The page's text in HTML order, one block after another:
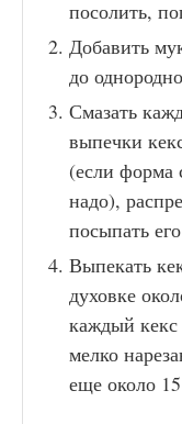
посолить,
Добавить
до
Смазать
выпечки
(если форма
надо),
посыпать
Выпекать
духовке
каждый
мелко
еще около